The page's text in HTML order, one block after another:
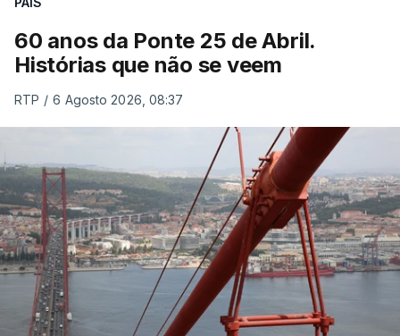
60 anos da Ponte 25 de Abril.
Histórias que não se veem
RTP / 6 Agosto 2026, 08:37